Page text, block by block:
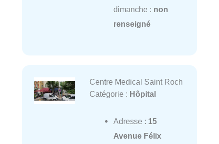
dimanche : non
renseigné
Centre Medical Saint Roch
Catégorie : Hôpital
Adresse : 15
Avenue Félix